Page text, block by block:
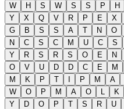
W
H S W S S P H
Y
X Q V R P E X
G
B S S A T N O
N
C S C M U C S
Y
R S R S O E N
O
V U D D C E M
M
K P T I P M A
W
O P M A O L K
Y
D O P T S R U